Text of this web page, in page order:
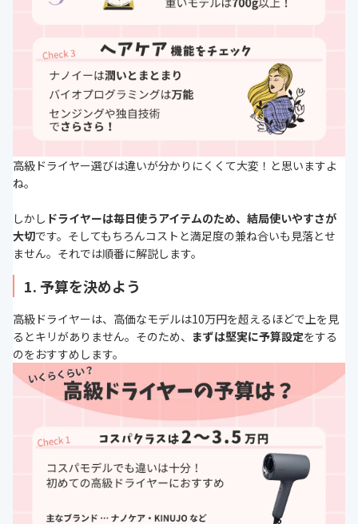
高級ドライヤー選びは違いが分かりにくくて大変！と思いますよ
ね。
しかし ドライヤーは毎日使うアイテムのため、結局使いやすさが
大切です。そしてもちろんコストと満足度の兼ね合いも見落とせ
ません。それでは順番に解説します。
1. 予算を決めよう
高級ドライヤーは、高価なモデルは10万円を超えるほどで上を見
るとキリがありません。そのため、 まずは堅実に予算設定をする
のをおすすめします。